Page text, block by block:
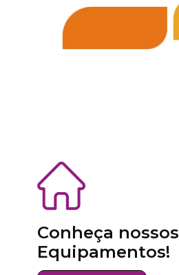
Conheça nossos
Equipamentos!